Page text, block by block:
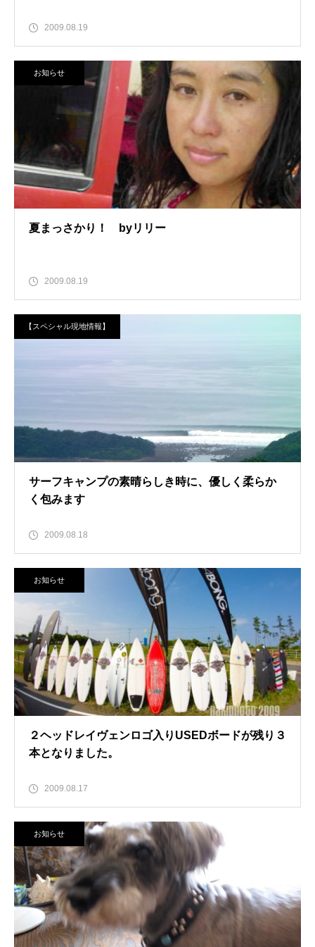
2009.08.19
お知らせ
夏まっさかり！ byリリー
2009.08.19
【スペシャル現地情報】
サーフキャンプの素晴らしき時に、優しく柔らか
く包みます
2009.08.18
お知らせ
２ヘッドレイヴェンロゴ入りUSEDボードが残り３
本となりました。
2009.08.17
お知らせ